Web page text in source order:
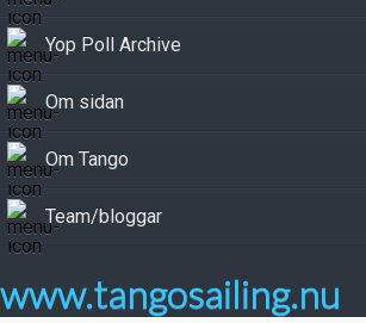
Yop Poll Archive
Om sidan
Om Tango
Team/bloggar
www.tangosailing.nu